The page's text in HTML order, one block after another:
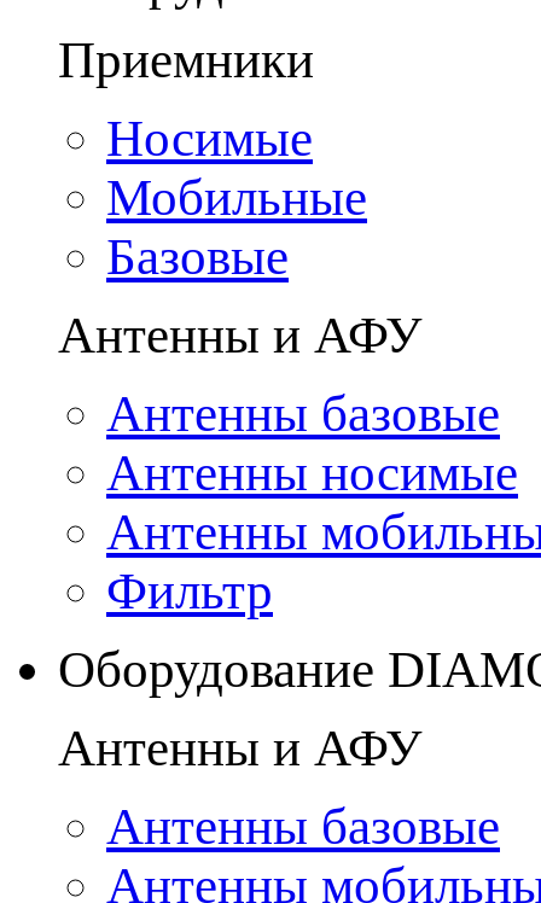
Приемники
Носимые
Мобильные
Базовые
Антенны и АФУ
Антенны базовые
Антенны носимые
Антенны
Фильтр
Оборудование
Антенны и АФУ
Антенны базовые
Антенны